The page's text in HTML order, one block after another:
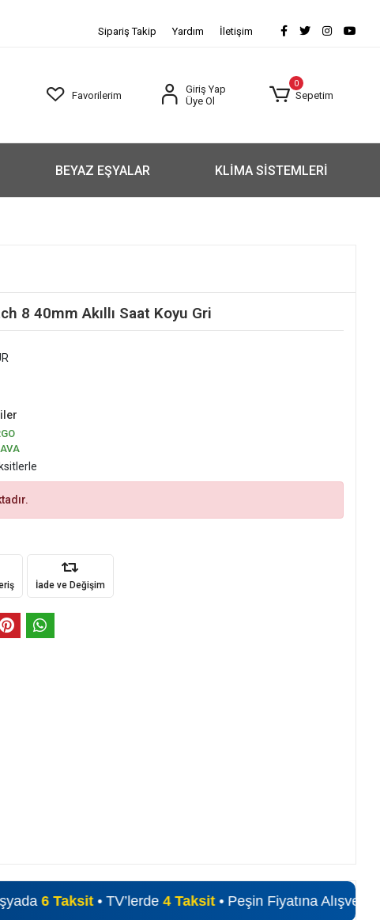
Sipariş Takip Yardım İletişim
Favorilerim
Giriş Yap
Üye Ol
0
Sepetim
BEYAZ EŞYALAR KLİMA SİSTEMLERİ
8 40mm Akıllı Saat Koyu Gri
İade ve Değişim
• TV’lerde4 Taksit• Peşin Fiyatına Alışveriş Fırsatı